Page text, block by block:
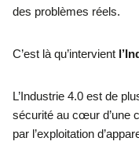
des problèmes réels.
C’est là qu’intervient
L’Industrie 4.0 est de
sécurité au cœur d’une
par l’exploitation